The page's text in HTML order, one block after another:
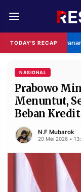
TODAY'S RECAP
Layanan Haji 2026
REDAKSI
RESOLUSI
RUBRIKASI
EDITORIAL
FINANSIA
DAERAH
MANCA
NASIONAL
Prabowo
Menuntut,
Beban
N.F Mubarok
20 Mei 2026 •